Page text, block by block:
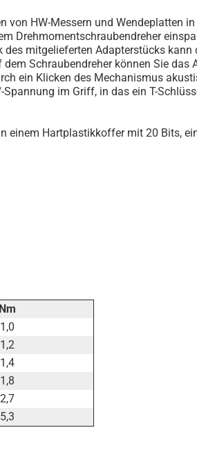
von HW-Messern und Wendeplatten
Drehmomentschraubendreher
mitgelieferten Adapterstücks
Schraubendreher können Sie
ein Klicken des Mechanismus
im Griff, in das ein T-
einem Hartplastikkoffer mit 20 Bits,
Nm
1,0
1,2
1,4
1,8
2,7
5,3